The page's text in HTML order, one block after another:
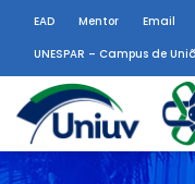
EAD Mentor Email
UNESPAR – Campus de